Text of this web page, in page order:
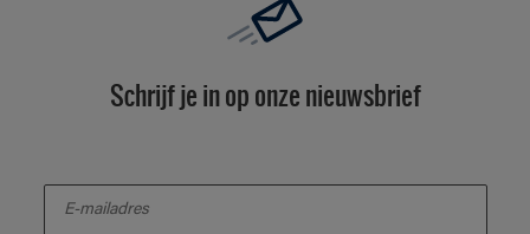
Schrijf je in op onze nieuwsbrief